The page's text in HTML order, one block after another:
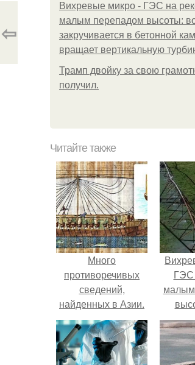
Вихревые микро - ГЭС на
малым перепадом высоты:
закручивается в бетонной
вращает вертикальную
Трамп двойку за свою
получил.
⇦
Читайте также
Много
противоречивых
сведений,
найденных в Азии.
ГЭС